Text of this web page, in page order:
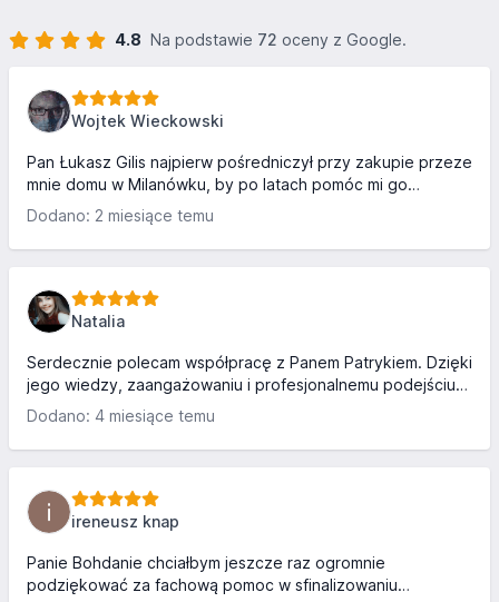
4.8 Na podstawie 72 oceny z Google.
Wojtek Wieckowski
Pan Łukasz Gilis najpierw pośredniczył przy zakupie przeze
mnie domu w Milanówku, by po latach pomóc mi go
sprzedać. Obie transakcje, przeprowadzone bardzo
sprawnie, przebiegły w atmosferze niezwykłej kultury,
profesjonalizmu, zaufania i poczucia bezpieczeństwa.
rynku pozwoliły nam wspólnie określić realistyczny cel i
skutecznie go zrealizować. Pan Łukasz reprezentuje
standardy i jakość współpracy, których życzyłbym
każdemu, kto potrzebuje...
Dodano: 2 miesiące temu
Natalia
Serdecznie polecam współpracę z Panem Patrykiem. Dzięki
jego wiedzy, zaangażowaniu i profesjonalnemu podejściu
udało się kupić wymarzoną działkę. Pan Patryk zawsze
służył swoją pomocą i z ogromną cierpliwością podchodzi
do interesanta. Cały proces zakupu przeszedł bardzo
Dodano: 4 miesiące temu
ireneusz knap
Panie Bohdanie chciałbym jeszcze raz ogromnie
podziękować za fachową pomoc w sfinalizowaniu